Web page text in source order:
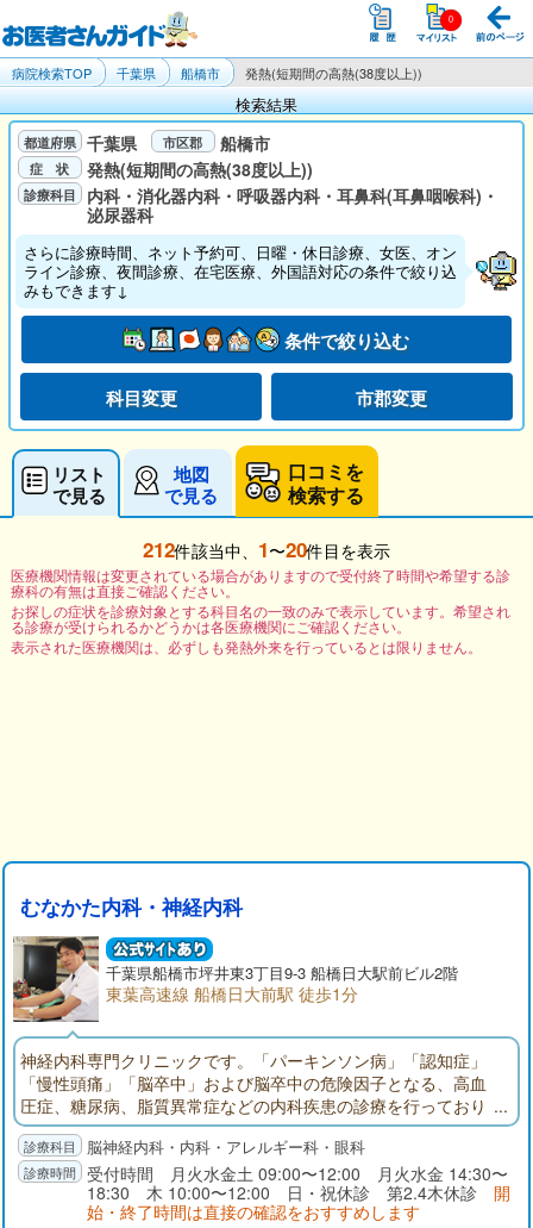
病院検索TOP 千葉県 船橋市 発熱(短期間の高熱(38度以上))
検索結果
千葉県
船橋市
発熱(短期間の高熱(38度以上))
内科・消化器内科・呼吸器内科・耳鼻科(耳鼻咽喉科)・
泌尿器科
さらに診療時間、ネット予約可、日曜・休日診療、女医、オン
ライン診療、夜間診療、在宅医療、外国語対応の条件で絞り込
みもできます↓
条件で絞り込む
科目変更 市郡変更
リスト
で見る
地図
で見る
口コミを
検索する
212件該当中、 1〜20件目を表示
医療機関情報は変更されている場合がありますので受付終了時間や希望する診
療科の有無は直接ご確認ください。
お探しの症状を診療対象とする科目名の一致のみで表示しています。希望され
る診療が受けられるかどうかは各医療機関にご確認ください。
表示された医療機関は、必ずしも発熱外来を行っているとは限りません。
むなかた内科・神経内科
千葉県船橋市坪井東3丁目9-3 船橋日大駅前ビル2階
東葉高速線 船橋日大前駅 徒歩1分
神経内科専門クリニックです。「パーキンソン病」「認知症」
「慢性頭痛」「脳卒中」および脳卒中の危険因子となる、高血
圧症、糖尿病、脂質異常症などの内科疾患の診療を行っており
ます。ふるえ、歩行障害、物忘れなどの症状のある方はご相談
ください。東葉高速鉄道「船橋日大前」東口駅前（くすりの福
太郎２階）。頭部CT完備。神経内科専門医、指導医。頭痛専門
医、指導医。内科学会認定内科医。眼科学会専門医。
脳神経内科・内科・アレルギー科・眼科
受付時間 月火水金土 09:00〜12:00 月火水金 14:30〜
18:30 木 10:00〜12:00 日・祝休診 第2.4木休診 開
始・終了時間は直接の確認をおすすめします